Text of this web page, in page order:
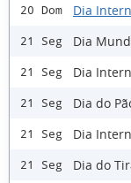
20 Dom Dia
21 Seg Dia
21 Seg Dia
21 Seg Dia do
21 Seg Dia
21 Seg Dia do